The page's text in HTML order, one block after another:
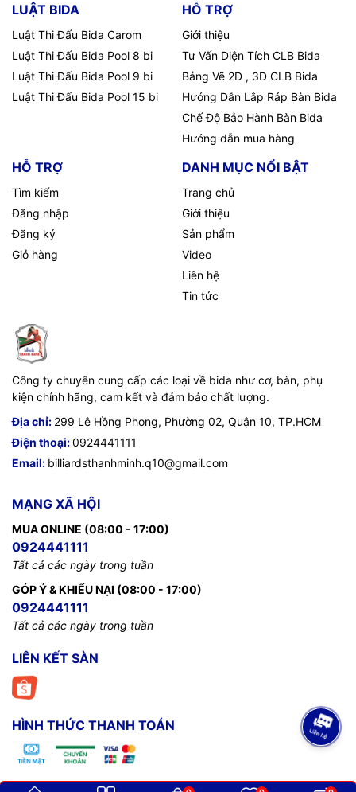
LUẬT BIDA
Luật Thi Đấu Bida Carom
Luật Thi Đấu Bida Pool 8 bi
Luật Thi Đấu Bida Pool 9 bi
Luật Thi Đấu Bida Pool 15 bi
HỖ TRỢ
Giới thiệu
Tư Vấn Diện Tích CLB Bida
Bảng Vẽ 2D , 3D CLB Bida
Hướng Dẫn Lắp Ráp Bàn Bida
Chế Độ Bảo Hành Bàn Bida
Hướng dẫn mua hàng
HỖ TRỢ
Tìm kiếm
Đăng nhập
Đăng ký
Giỏ hàng
DANH MỤC NỔI BẬT
Trang chủ
Giới thiệu
Sản phẩm
Video
Liên hệ
Tin tức
Công ty chuyên cung cấp các loại về bida như cơ, bàn, phụ
kiện chính hãng, cam kết và đảm bảo chất lượng.
Địa chỉ: 299 Lê Hồng Phong, Phường 02, Quận 10, TP.HCM
Điện thoại:0924441111
Email: billiardsthanhminh.q10@gmail.com
MẠNG XÃ HỘI
MUA ONLINE (08:00 - 17:00)
0924441111
Tất cả các ngày trong tuần
GÓP Ý & KHIẾU NẠI (08:00 - 17:00)
0924441111
Tất cả các ngày trong tuần
LIÊN KẾT SÀN
HÌNH THỨC THANH TOÁN